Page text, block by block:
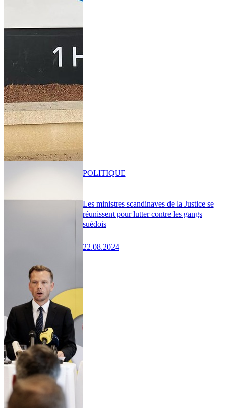
Les ministres scandinaves de la Justice se
réunissent pour lutter contre les gangs
suédois
22.08.2024
POLITIQUE